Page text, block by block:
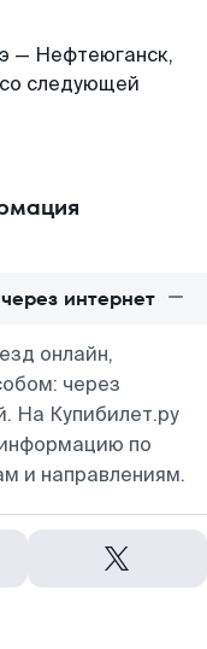
— Нефтеюганск,
следующей
интернет
онлайн,
через
На Купибилет.ру
по
и направлениям.